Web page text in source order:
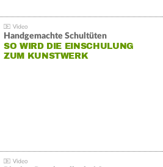
Handgemachte Schultüten
SO WIRD DIE EINSCHULUNG
ZUM KUNSTWERK